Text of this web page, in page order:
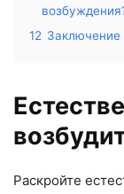
12 Заключение
Раскройте